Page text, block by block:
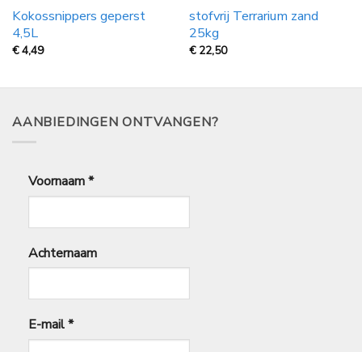
Kokossnippers geperst
4,5L
€4,49
stofvrij Terrarium zand
25kg
€ 22,50
AANBIEDINGEN ONTVANGEN?
Voornaam*
Achternaam
E-mail*